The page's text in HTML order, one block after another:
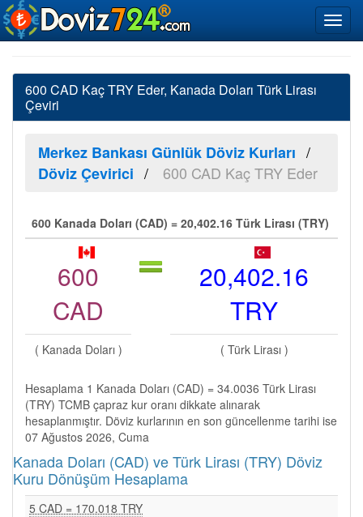
600 CAD Kaç TRY Eder, Kanada Doları Türk Lirası
Çeviri
Merkez Bankası Günlük Döviz Kurları
Döviz Çevirici
600 CAD Kaç TRY Eder
600 Kanada Doları (CAD) = 20,402.16 Türk Lirası (TRY)
600
CAD
20,402.16
TRY
( Kanada Doları ) ( Türk Lirası )
Hesaplama 1 Kanada Doları (CAD) = 34.0036 Türk Lirası
(TRY) TCMB çapraz kur oranı dikkate alınarak
hesaplanmıştır. Döviz kurlarının en son güncellenme tarihi ise
07 Ağustos 2026, Cuma
Kanada Doları (CAD) ve Türk Lirası (TRY) Döviz
Kuru Dönüşüm Hesaplama
5 CAD = 170.018 TRY